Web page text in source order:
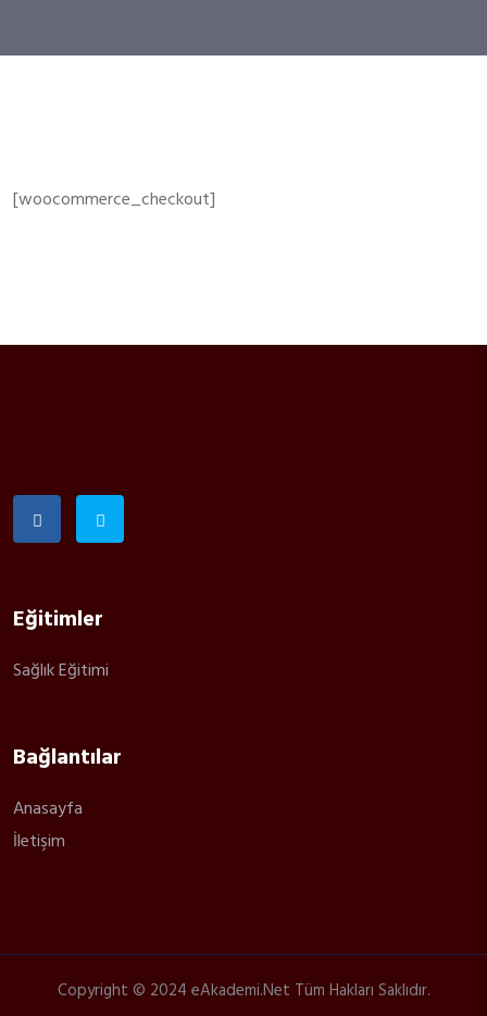
[woocommerce_checkout]
Eğitimler
Sağlık Eğitimi
Bağlantılar
Anasayfa
İletişim
Copyright © 2024 eAkademi.Net Tüm Hakları Saklıdır.